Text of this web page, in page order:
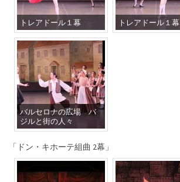
トレアドール１幕 トレアドール１幕
バルセロナの広場 バ
ジルと街の人々
「ドン・キホーテ組曲 2幕」